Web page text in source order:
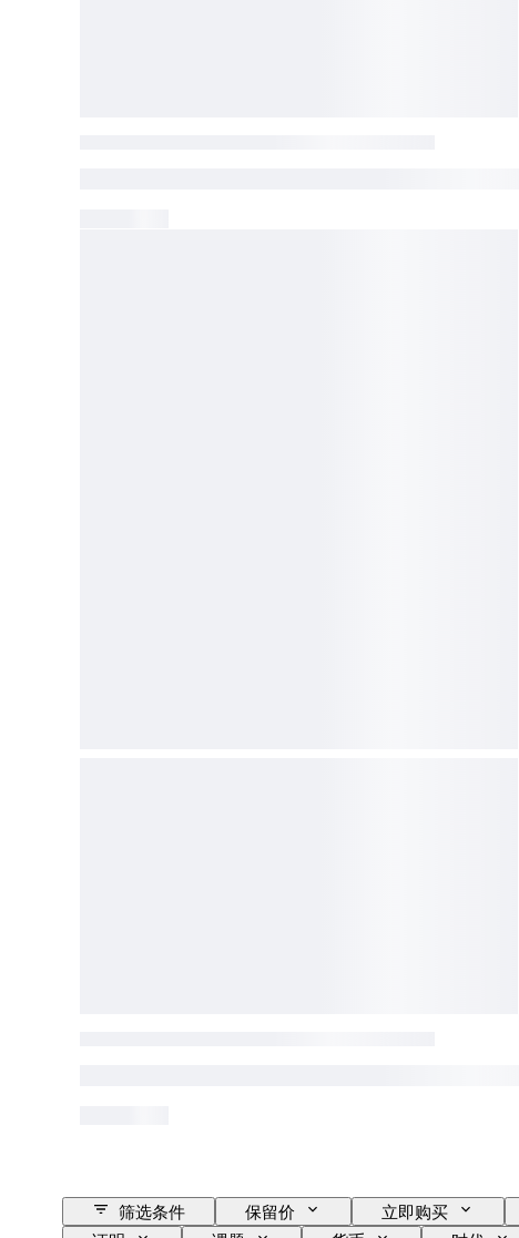
筛选条件 保留价 立即购买